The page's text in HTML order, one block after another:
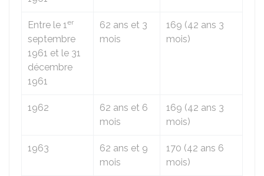
Entre le 1er
septembre
1961 et le 31
décembre
1961
62 ans et 3
mois
169 (42 ans 3
mois)
1962
62 ans et 6
mois
169 (42 ans 3
mois)
1963
62 ans et 9
mois
170 (42 ans 6
mois)